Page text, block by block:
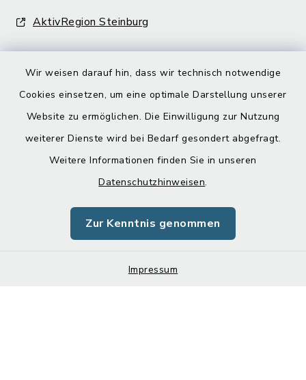
Wir weisen darauf hin, dass wir technisch notwendige
Cookies einsetzen, um eine optimale Darstellung unserer
Website zu ermöglichen. Die Einwilligung zur Nutzung
weiterer Dienste wird bei Bedarf gesondert abgefragt.
Weitere Informationen finden Sie in unseren
Datenschutzhinweisen.
Zur Kenntnis genommen
Impressum
AktivRegion Steinburg
Kontakt
Barrierefreiheit
Impressum
Sitemap